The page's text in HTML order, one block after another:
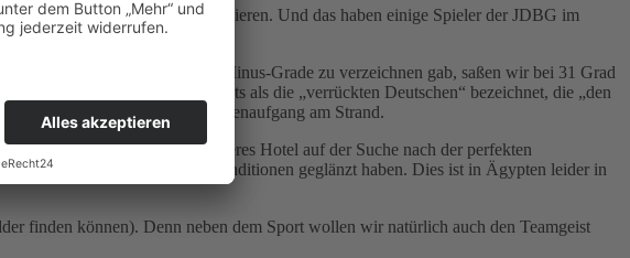
Sonne fliegt, um dort zu trainieren. Und das haben einige Spieler der JDBG im
es in Deutschland schon Minus-Grade zu verzeichnen gab, saßen wir bei 31 Grad
bespielt. Wir wurden bereits als die „verrückten Deutschen“ bezeichnet, die „den
und die Aussicht auf den Sonnenaufgang am Strand.
wir jedes Jahr ein anderes Hotel auf der Suche nach der perfekten
Sand und optimalen Beach-Konditionen geglänzt haben. Dies ist in Ägypten leider in
finden können). Denn neben dem Sport wollen wir natürlich auch den Teamgeist